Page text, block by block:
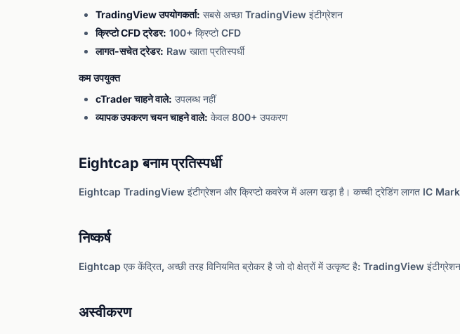
TradingView उपयोगकर्ता: सबसे अच्छा TradingView इंटीग्रेशन
क्रिप्टो CFD ट्रेडर: 100+ क्रिप्टो CFD
लागत-सचेत ट्रेडर: Raw खाता प्रतिस्पर्धी
कम उपयुक्त
cTrader चाहने वाले: उपलब्ध नहीं
व्यापक उपकरण चयन चाहने वाले: केवल 800+ उपकरण
Eightcap बनाम प्रतिस्पर्धी
Eightcap TradingView इंटीग्रेशन और क्रिप्टो कवरेज में अलग खड़ा है। कच्ची ट्रेडिंग लागत IC
निष्कर्ष
Eightcap एक केंद्रित, अच्छी तरह विनियमित ब्रोकर है जो दो क्षेत्रों में उत्कृष्ट है: TradingView इंटीग्रेशन
अस्वीकरण